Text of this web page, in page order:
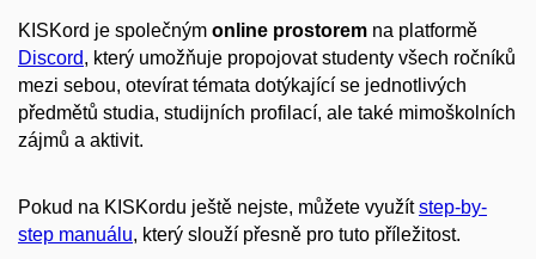
KISKord je společným online prostorem na platformě
Discord, který umožňuje propojovat studenty všech ročníků
mezi sebou, otevírat témata dotýkající se jednotlivých
předmětů studia, studijních profilací, ale také mimoškolních
zájmů a aktivit.
Pokud na KISKordu ještě nejste, můžete využítstep-by-
step manuálu, který slouží přesně pro tuto příležitost.